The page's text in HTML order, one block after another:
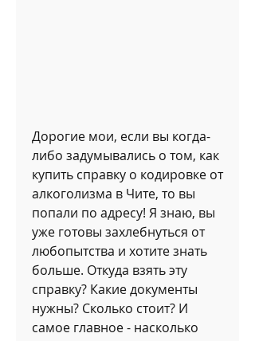
Дорогие мои, если вы когда-
либо задумывались о том, как
купить справку о кодировке от
алкоголизма в Чите, то вы
попали по адресу! Я знаю, вы
уже готовы захлебнуться от
любопытства и хотите знать
больше. Откуда взять эту
справку? Какие документы
нужны? Сколько стоит? И
самое главное - насколько